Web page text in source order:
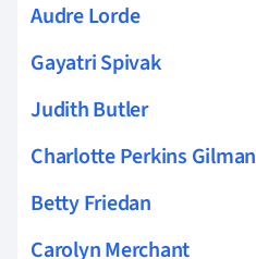
Audre Lorde
Gayatri Spivak
Judith Butler
Charlotte Perkins Gilman
Betty Friedan
Carolyn Merchant